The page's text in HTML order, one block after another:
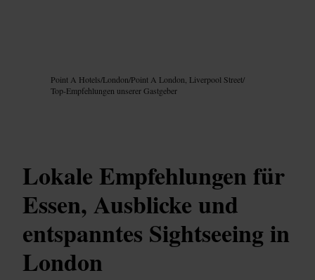
Point A Hotels/London/Point A London, Liverpool Street/
Top-Empfehlungen unserer Gastgeber
Lokale Empfehlungen für
Essen, Ausblicke und
entspanntes Sightseeing in
London